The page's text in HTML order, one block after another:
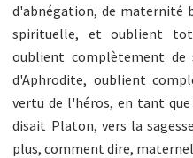
d'abnégation, de maternité
spirituelle, et oublient
oublient complètement de
d'Aphrodite, oublient
vertu de l'héros, en tant
disait Platon, vers la
plus, comment dire,